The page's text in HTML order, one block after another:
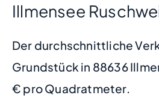
Illmensee
Der durchschnittliche
Grundstück in 88636
€ pro Quadratmeter.